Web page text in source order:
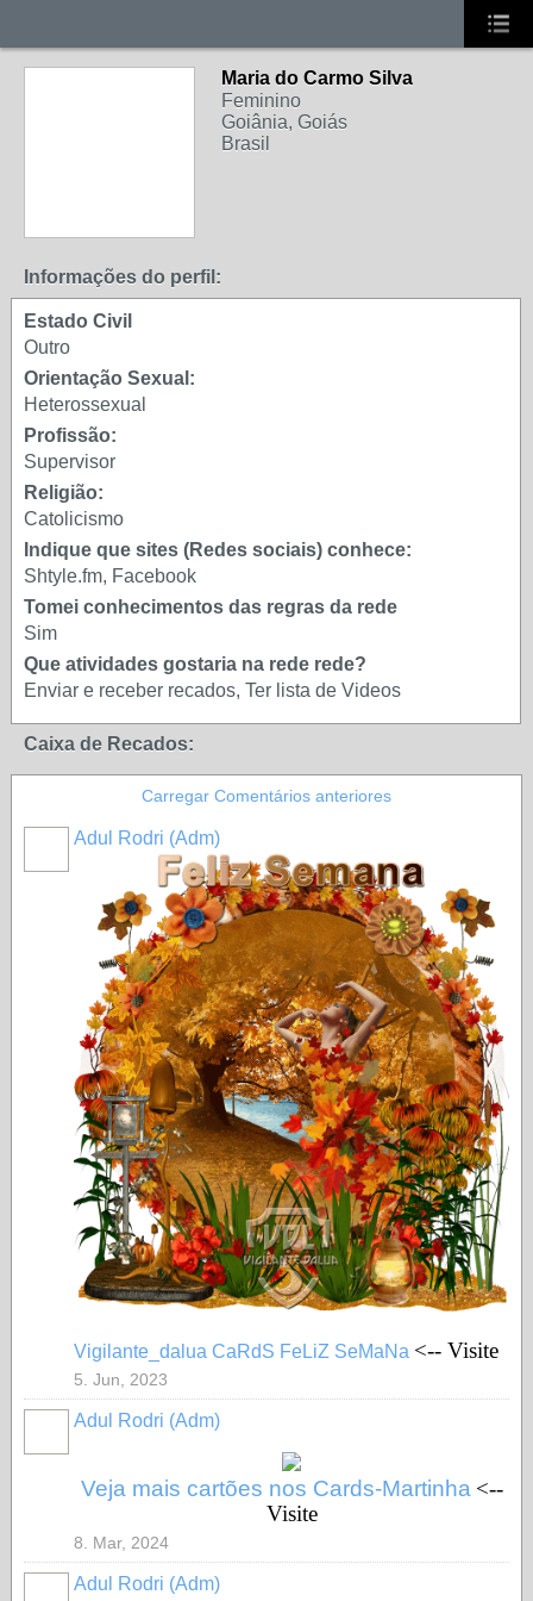
Maria do Carmo Silva
Feminino
Goiânia, Goiás
Brasil
Informações do perfil:
Estado Civil
Outro
Orientação Sexual:
Heterossexual
Profissão:
Supervisor
Religião:
Catolicismo
Indique que sites (Redes sociais) conhece:
Shtyle.fm, Facebook
Tomei conhecimentos das regras da rede
Sim
Que atividades gostaria na rede rede?
Enviar e receber recados, Ter lista de Videos
Caixa de Recados:
Carregar Comentários anteriores
Adul Rodri (Adm)
Vigilante_dalua CaRdS FeLiZ SeMaNa <-- Visite
5. Jun, 2023
Adul Rodri (Adm)
Veja mais cartões nos Cards-Martinha <--
Visite
8. Mar, 2024
Adul Rodri (Adm)